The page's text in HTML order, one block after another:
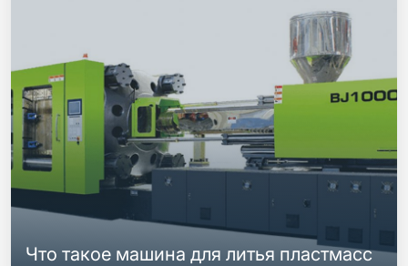
Что такое машина для литья пластмасс